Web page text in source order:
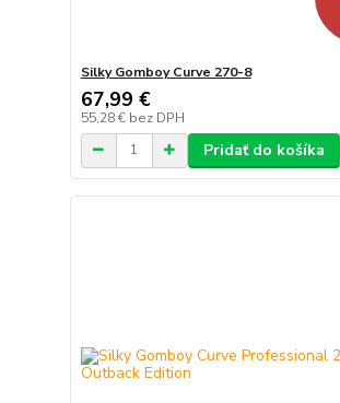
Silky Gomboy Curve 270-8
67,99 €
55,28 € bez DPH
Pridať do košíka